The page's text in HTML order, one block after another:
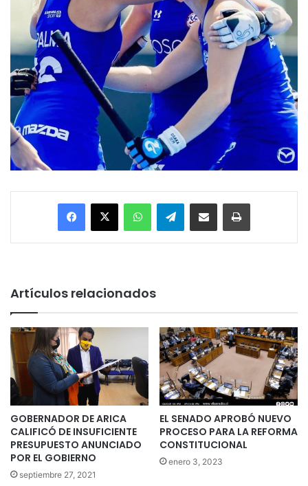
Facebook
X WhatsAppTelegramEnviar vía email Imprimir
Artículos relacionados
GOBERNADOR DE ARICA
CALIFICÓ DE INSUFICIENTE
PRESUPUESTO ANUNCIADO
POR EL GOBIERNO
septiembre 27, 2021
EL SENADO APROBÓ NUEVO
PROCESO PARA LA REFORMA
CONSTITUCIONAL
enero 3, 2023